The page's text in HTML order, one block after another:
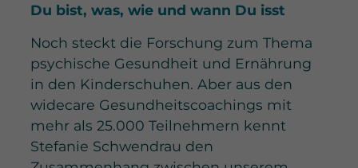
Du bist, was, wie und wann Du isst
Noch steckt die Forschung zum Thema
psychische Gesundheit und Ernährung
in den Kinderschuhen. Aber aus den
widecare Gesundheitscoachings mit
mehr als 25.000 Teilnehmern kennt
Stefanie Schwendrau den